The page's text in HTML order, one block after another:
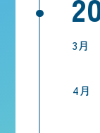
3月
4月